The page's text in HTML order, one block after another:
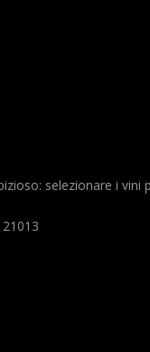
selezionare i vini